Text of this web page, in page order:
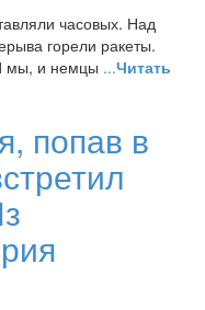
часовых. Над
горели ракеты.
мы, и немцы ...Читать
попав в